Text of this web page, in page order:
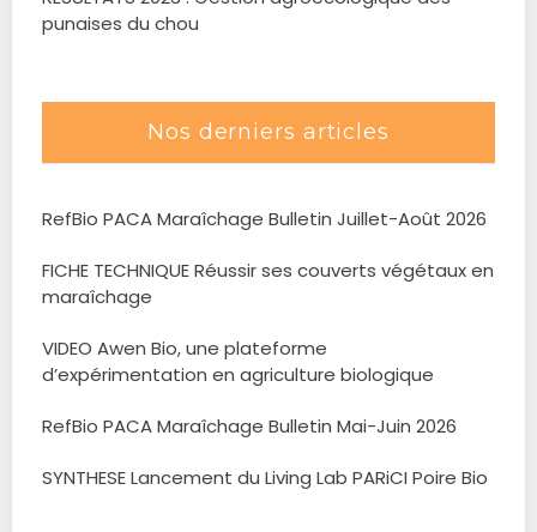
punaises du chou
Nos derniers articles
RefBio PACA Maraîchage Bulletin Juillet-Août 2026
FICHE TECHNIQUE Réussir ses couverts végétaux en
maraîchage
VIDEO Awen Bio, une plateforme
d’expérimentation en agriculture biologique
RefBio PACA Maraîchage Bulletin Mai-Juin 2026
SYNTHESE Lancement du Living Lab PARiCI Poire Bio